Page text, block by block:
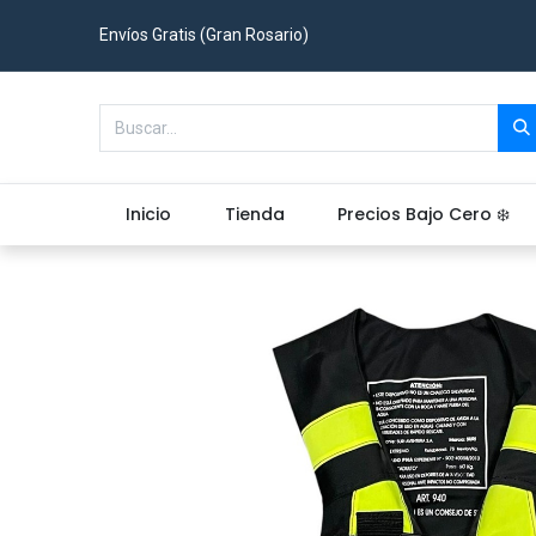
Envíos Gratis (Gran Rosario)
Inicio Tienda Precios Bajo Cero ❄️